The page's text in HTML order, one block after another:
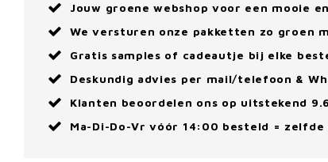
Jouw groene webshop voor een mooie
We versturen onze pakketten zo groen
Gratis samples of cadeautje bij elke
Deskundig advies per mail/telefoon &
Klanten beoordelen ons op uitstekend
Ma-Di-Do-Vr vóór 14:00 besteld = zelfde